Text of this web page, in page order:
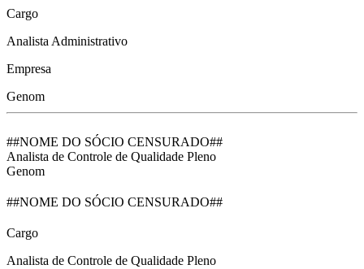
Cargo
Analista Administrativo
Empresa
Genom
##NOME DO SÓCIO CENSURADO##
Analista de Controle de Qualidade Pleno
Genom
##NOME DO SÓCIO CENSURADO##
Cargo
Analista de Controle de Qualidade Pleno